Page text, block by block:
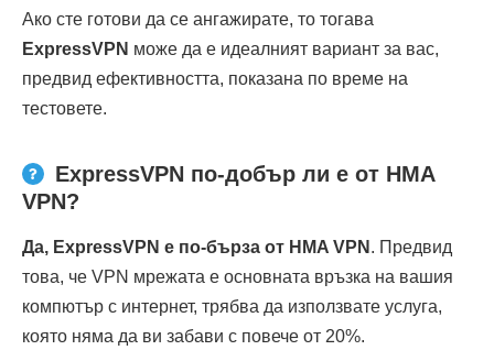
Ако сте готови да се ангажирате, то тогава
ExpressVPN може да е идеалният вариант за вас,
предвид ефективността, показана по време на
тестовете.
ExpressVPN по-добър ли е от HMA
VPN?
Да, ExpressVPN е по-бърза от HMA VPN . Предвид
това, че VPN мрежата е основната връзка на вашия
компютър с интернет, трябва да използвате услуга,
която няма да ви забави с повече от 20%.